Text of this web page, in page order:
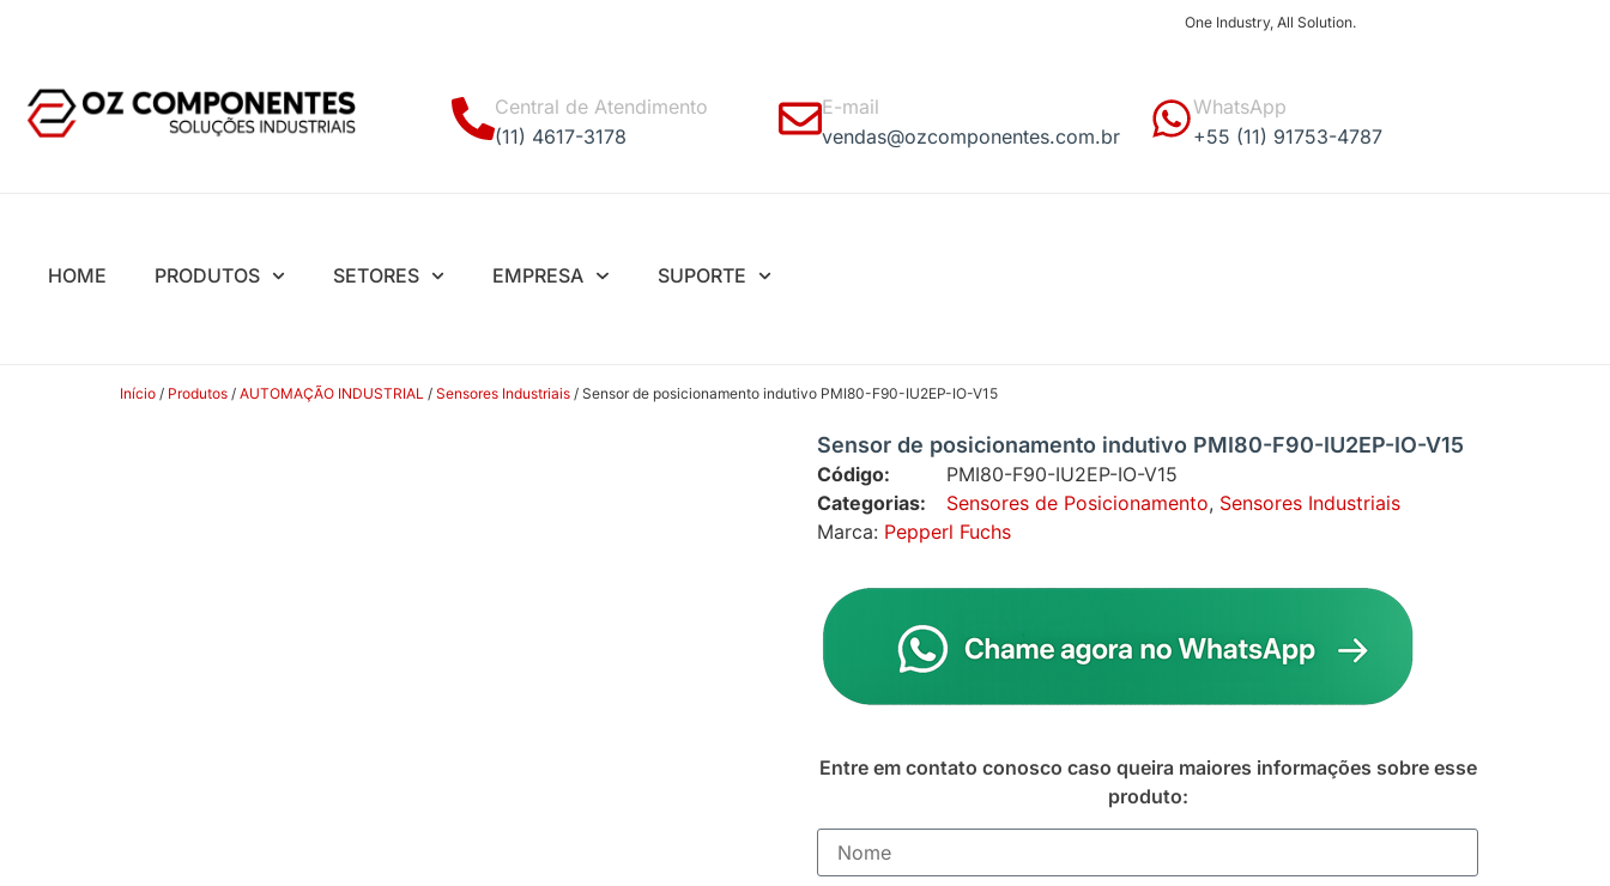
One Industry, All Solution.
Central de Atendimento
(11) 4617-3178
E-mail
vendas@ozcomponentes.com.br
WhatsApp
+55 (11) 91753-4787
HOME PRODUTOS SETORES EMPRESA SUPORTE
Início / Produtos / AUTOMAÇÃO INDUSTRIAL / Sensores Industriais / Sensor de posicionamento indutivo PMI80-F90-IU2EP-IO-V15
Sensor de posicionamento indutivo PMI80-F90-IU2EP-IO-V15
Código:
PMI80-F90-IU2EP-IO-V15
Categorias:
Sensores de Posicionamento, Sensores Industriais
Marca: Pepperl Fuchs
Entre em contato conosco caso queira maiores informações sobre esse
produto: